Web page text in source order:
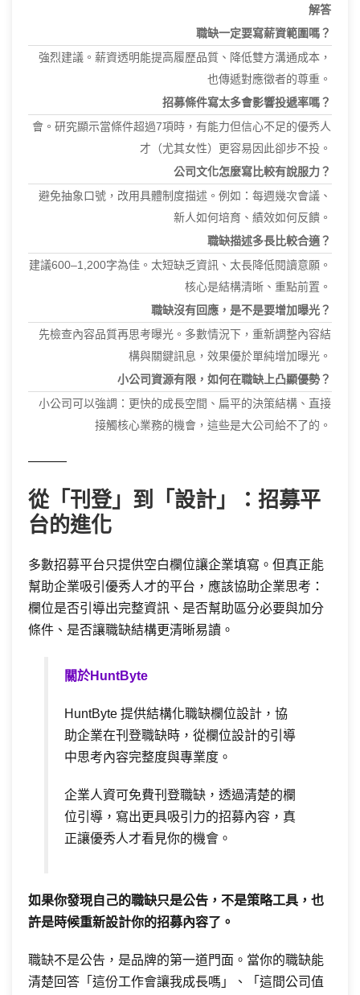
解答
職缺一定要寫薪資範圍嗎？
強烈建議。薪資透明能提高履歷品質、降低雙方溝通成本，
也傳遞對應徵者的尊重。
招募條件寫太多會影響投遞率嗎？
會。研究顯示當條件超過7項時，有能力但信心不足的優秀人
才（尤其女性）更容易因此卻步不投。
公司文化怎麼寫比較有說服力？
避免抽象口號，改用具體制度描述。例如：每週幾次會議、
新人如何培育、績效如何反饋。
職缺描述多長比較合適？
建議600–1,200字為佳。太短缺乏資訊、太長降低閱讀意願。
核心是結構清晰、重點前置。
職缺沒有回應，是不是要增加曝光？
先檢查內容品質再思考曝光。多數情況下，重新調整內容結
構與關鍵訊息，效果優於單純增加曝光。
小公司資源有限，如何在職缺上凸顯優勢？
小公司可以強調：更快的成長空間、扁平的決策結構、直接
接觸核心業務的機會，這些是大公司給不了的。
———
從「刊登」到「設計」：招募平
台的進化
多數招募平台只提供空白欄位讓企業填寫。但真正能
幫助企業吸引優秀人才的平台，應該協助企業思考：
欄位是否引導出完整資訊、是否幫助區分必要與加分
條件、是否讓職缺結構更清晰易讀。
關於HuntByte
HuntByte 提供結構化職缺欄位設計，協
助企業在刊登職缺時，從欄位設計的引導
中思考內容完整度與專業度。
企業人資可免費刊登職缺，透過清楚的欄
位引導，寫出更具吸引力的招募內容，真
正讓優秀人才看見你的機會。
如果你發現自己的職缺只是公告，不是策略工具，也
許是時候重新設計你的招募內容了。
職缺不是公告，是品牌的第一道門面。當你的職缺能
清楚回答「這份工作會讓我成長嗎」、「這間公司值